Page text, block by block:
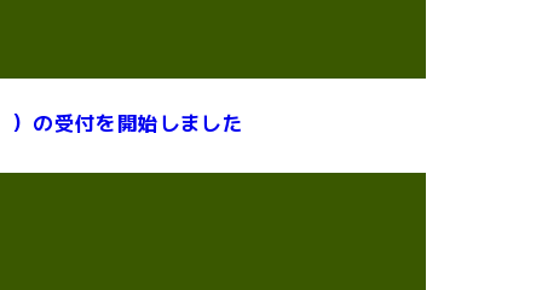
の受付を開始しました